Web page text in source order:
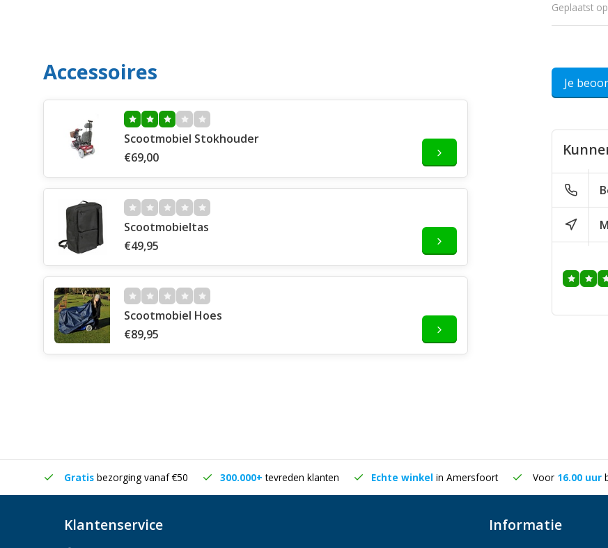
Accessoires
Scootmobiel Stokhouder
€69,00
Scootmobieltas
€49,95
Scootmobiel Hoes
€89,95
Geplaatst
Je
Gratis bezorging vanaf €50 300.000+tevreden klanten Echte winkel in Amersfoort Voor 16.00 uur
Klantenservice Informatie